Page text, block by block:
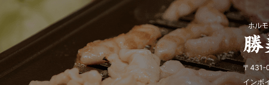
〒431-
インボ